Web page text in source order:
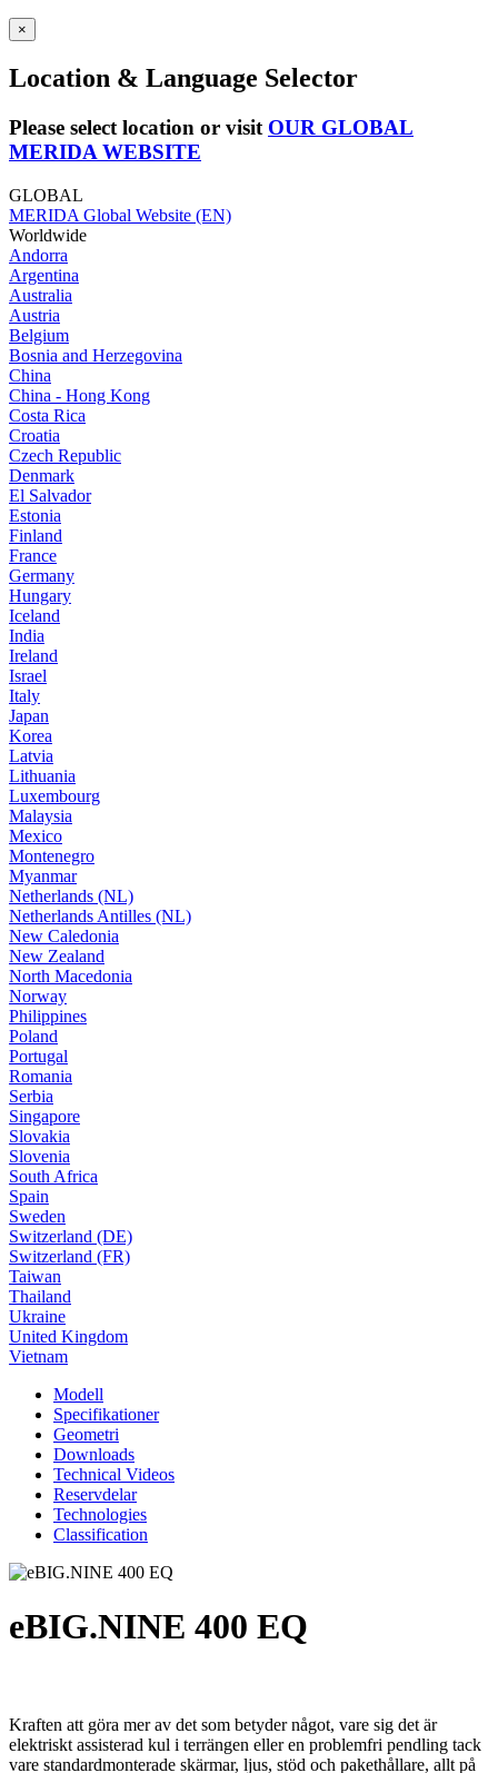
×
Location & Language Selector
Please select location or visit OUR GLOBAL
MERIDA WEBSITE
GLOBAL
MERIDA Global Website (EN)
Worldwide
Andorra
Argentina
Australia
Austria
Belgium
Bosnia and Herzegovina
China
China - Hong Kong
Costa Rica
Croatia
Czech Republic
Denmark
El Salvador
Estonia
Finland
France
Germany
Hungary
Iceland
India
Ireland
Israel
Italy
Japan
Korea
Latvia
Lithuania
Luxembourg
Malaysia
Mexico
Montenegro
Myanmar
Netherlands (NL)
Netherlands Antilles (NL)
New Caledonia
New Zealand
North Macedonia
Norway
Philippines
Poland
Portugal
Romania
Serbia
Singapore
Slovakia
Slovenia
South Africa
Spain
Sweden
Switzerland (DE)
Switzerland (FR)
Taiwan
Thailand
Ukraine
United Kingdom
Vietnam
Modell
Specifikationer
Geometri
Downloads
Technical Videos
Reservdelar
Technologies
Classification
eBIG.NINE 400 EQ
Kraften att göra mer av det som betyder något, vare sig det är
elektriskt assisterad kul i terrängen eller en problemfri pendling tack
vare standardmonterade skärmar, ljus, stöd och pakethållare, allt på